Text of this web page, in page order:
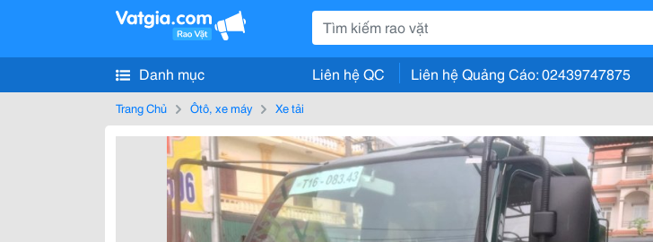
Danh mục Liên hệ QC Liên hệ Quảng Cáo: 02439747875
Trang Chủ Ôtô, xe máy Xe tải